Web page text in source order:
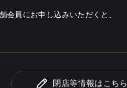
会員にお申し込みいただくと、
閉店等情報はこちら